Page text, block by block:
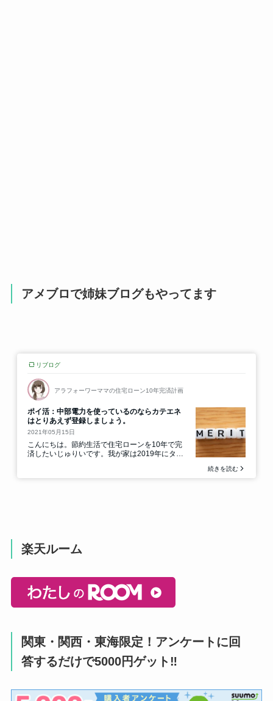
アメブロで姉妹ブログもやってます
楽天ルーム
関東・関西・東海限定！アンケートに回
答するだけで5000円ゲット‼